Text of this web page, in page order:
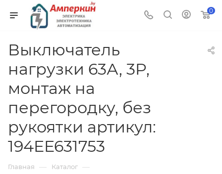
0
Выключатель
нагрузки 63А, 3P,
монтаж на
перегородку, без
рукоятки артикул:
194EE631753
Главная — Каталог —